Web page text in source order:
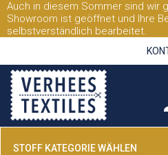
Auch in diesem Sommer sind wir
Showroom ist geöffnet und Ihre
selbstverständlich bearbeitet.
STOFF KATEGORIE WÄHLEN